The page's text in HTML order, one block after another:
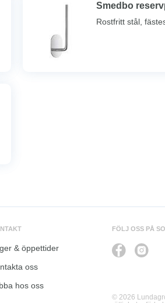
Smedbo
Rostfritt stål,
& öppettider
oss
hos oss
FÖLJ OSS PÅ
© 2026